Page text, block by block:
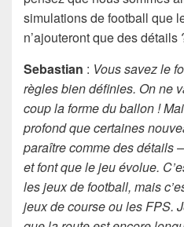
simulations de football que
n’ajouteront que des détails
Sebastian : Vous savez le
règles bien définies. On ne
coup la forme du ballon !
profond que certaines
paraître comme des détails
et font que le jeu évolue.
les jeux de football, mais
jeux de course ou les FPS.